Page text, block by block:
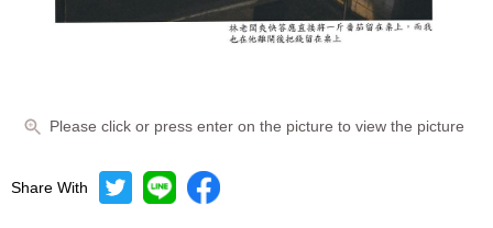
Please click or press enter on the picture to view the picture
Share With